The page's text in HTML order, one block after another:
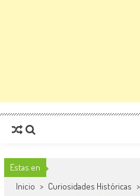
Estas en
Inicio > Curiosidades Históricas >